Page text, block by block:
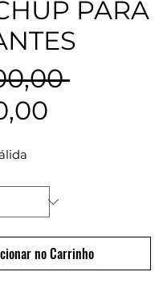
PARA
Preço
no Carrinho